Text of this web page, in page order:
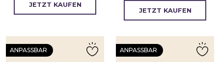
JETZT KAUFEN
JETZT KAUFEN
ANPASSBAR ANPASSBAR